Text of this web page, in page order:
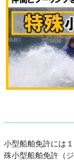
小型船舶免許には
殊小型船舶免許（